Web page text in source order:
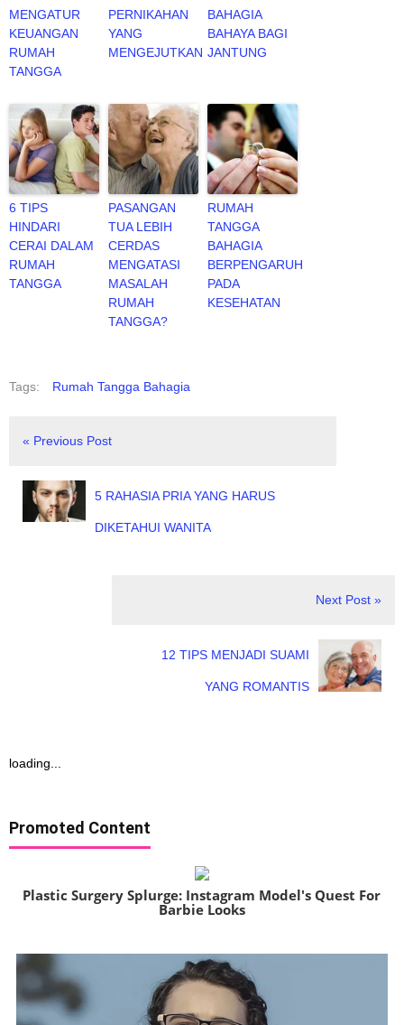
MENGATUR
KEUANGAN
RUMAH
TANGGA
PERNIKAHAN
YANG
MENGEJUTKAN
BAHAGIA
BAHAYA BAGI
JANTUNG
6 TIPS
HINDARI
CERAI DALAM
RUMAH
TANGGA
PASANGAN
TUA LEBIH
CERDAS
MENGATASI
MASALAH
RUMAH
TANGGA?
RUMAH
TANGGA
BAHAGIA
BERPENGARUH
PADA
KESEHATAN
Tags: Rumah Tangga Bahagia
« Previous Post
5 RAHASIA PRIA YANG HARUS
DIKETAHUI WANITA
Next Post »
12 TIPS MENJADI SUAMI
YANG ROMANTIS
loading...
Promoted Content
Plastic Surgery Splurge: Instagram Model's Quest For
Barbie Looks